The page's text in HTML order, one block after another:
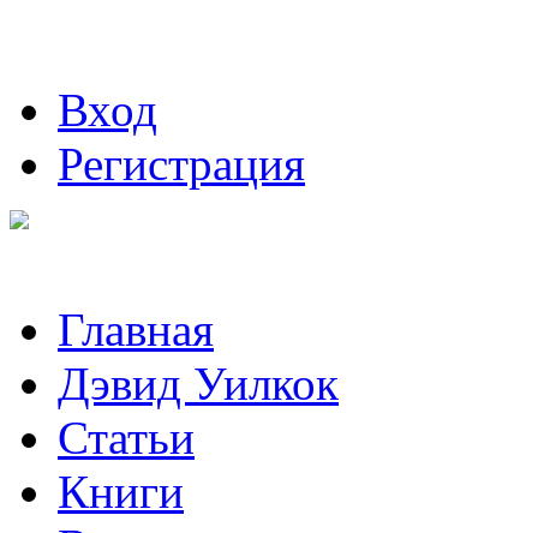
Вход
Регистрация
Главная
Дэвид Уилкок
Статьи
Книги